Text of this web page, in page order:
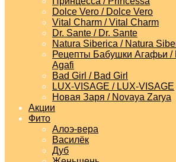
Dolce Vero / Dolce Vero
Vital Charm / Vital Charm
Dr. Sante / Dr. Sante
Natura Siberica / Natura
Рецепты Бабушки Агафьи /
Agafi
Bad Girl / Bad Girl
LUX-VISAGE / LUX-VISAGE
Новая Заря / Novaya Zarya
Акции
Фито
Алоэ-вера
Василёк
Дуб